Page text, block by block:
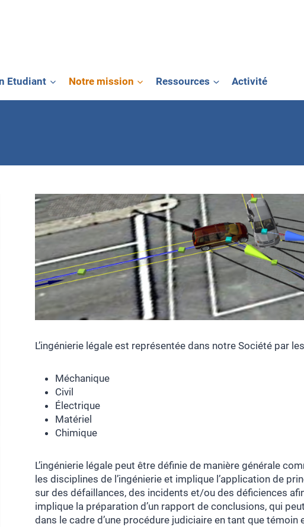
Etudiant Notre mission Ressources Activité
L’ingénierie légale est représentée dans notre Société par
Méchanique
Civil
Électrique
Matériel
Chimique
L’ingénierie légale peut être définie de manière générale
les disciplines de l’ingénierie et implique l’application de
sur des défaillances, des incidents et/ou des déficiences
implique la préparation d’un rapport de conclusions, qui
dans le cadre d’une procédure judiciaire en tant que